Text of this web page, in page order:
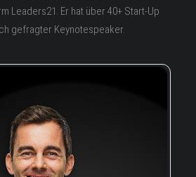
Leaders21. Er hat über 40+ Start-Up
gefragter Keynotespeaker.